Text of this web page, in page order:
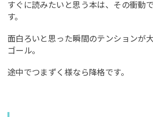
すぐに読みたいと思う本は、その衝動
す。
面白ろいと思った瞬間のテンションが
ゴール。
途中でつまずく様なら降格です。